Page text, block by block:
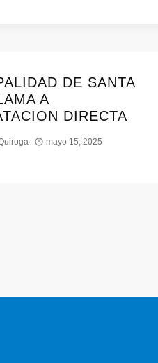
DE SANTA
A
DIRECTA
mayo 15, 2025